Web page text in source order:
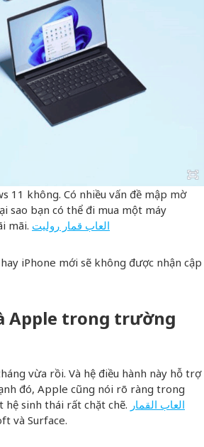
11 không. Có nhiều vấn đề mập mờ
sao bạn có thể đi mua một máy
mãi. العاب قمار روليت
iPhone mới sẽ không được nhận cập
Apple trong trường
vừa rồi. Và hệ điều hành này hỗ trợ
đó, Apple cũng nói rõ ràng trong
hệ sinh thái rất chặt chẽ. العاب القمار
và Surface.